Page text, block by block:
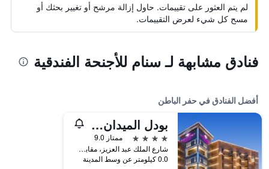
لم يتم العثور على تقييمات. حاول إزالة مرشح أو تغيير بحثك أو
مسح كل شيء لعرض التقييمات.
فنادق مشابهة لـ سنام للأجنحة الفندقية
أفضل الفنادق في حفر الباطن
بودل الميدان - شقق مخدومة
4 نجوم
ممتاز 9.0
شارع الملك عبد العزيز، مقابل بلدية حفر الباطن, حفر الباطن, المملكة العربية السعودية
0.0 كيلومتر عن وسط المدينة